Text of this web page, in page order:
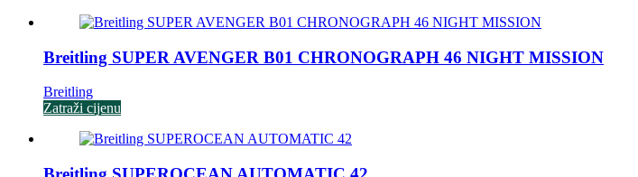
Breitling SUPER AVENGER B01 CHRONOGRAPH 46 NIGHT MISSION
Breitling
Zatraži cijenu